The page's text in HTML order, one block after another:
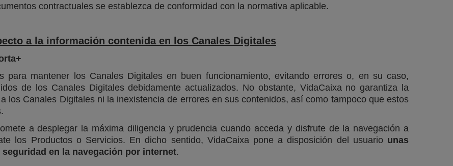
contractuales se establezca de conformidad con la normativa aplicable.
a la información contenida en los Canales Digitales
para mantener los Canales Digitales en buen funcionamiento, evitando errores o, en su caso,
de los Canales Digitales debidamente actualizados. No obstante, VidaCaixa no garantiza la
los Canales Digitales ni la inexistencia de errores en sus contenidos, así como tampoco que estos
a desplegar la máxima diligencia y prudencia cuando acceda y disfrute de la navegación a
los Productos o Servicios. En dicho sentido, VidaCaixa pone a disposición del usuario unas
en la navegación por internet.